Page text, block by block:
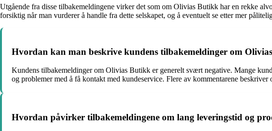
Utgående fra disse tilbakemeldingene virker det som om Olivias Butikk har en rekke
forsiktig når man vurderer å handle fra dette selskapet, og å eventuelt se etter mer
Hvordan kan man beskrive kundens tilbakemeldinger om
Kundens tilbakemeldinger om Olivias Butikk er generelt svært negative. Mange
og problemer med å få kontakt med kundeservice. Flere av kommentarene
Hvordan påvirker tilbakemeldingene om lang leveringstid og